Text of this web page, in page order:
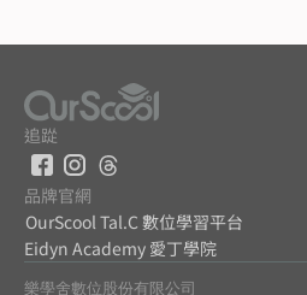
追踨
品牌官網
OurScool Tal.C 數位學習平台
Eidyn Academy 愛丁學院
樂學舍數位股份有限公司